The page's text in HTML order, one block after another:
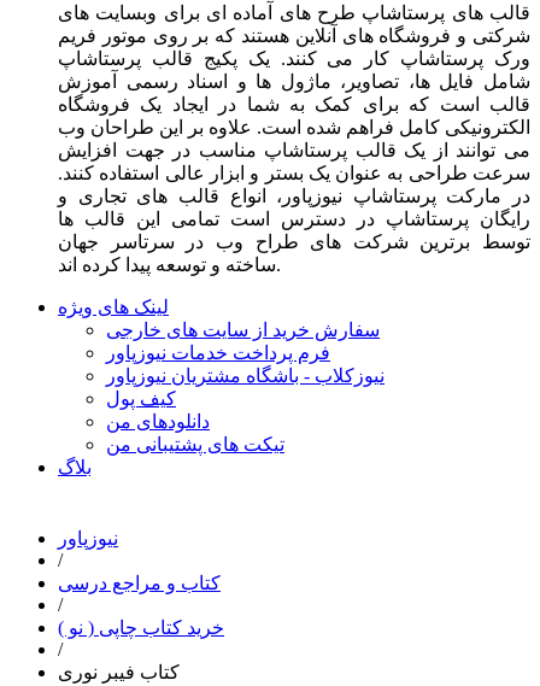
قالب های پرستاشاپ طرح های آماده ای برای وبسایت های
شرکتی و فروشگاه های آنلاین هستند که بر روی موتور فریم
ورک پرستاشاپ کار می کنند. یک پکیج قالب پرستاشاپ
شامل فایل ها، تصاویر، ماژول ها و اسناد رسمی آموزش
قالب است که برای کمک به شما در ایجاد یک فروشگاه
الکترونیکی کامل فراهم شده است. علاوه بر این طراحان وب
می توانند از یک قالب پرستاشاپ مناسب در جهت افزایش
سرعت طراحی به عنوان یک بستر و ابزار عالی استفاده کنند.
در مارکت پرستاشاپ نیوزپاور، انواع قالب های تجاری و
رایگان پرستاشاپ در دسترس است تمامی این قالب ها
توسط برترین شرکت های طراح وب در سرتاسر جهان
ساخته و توسعه پیدا کرده اند.
لینک های ویژه
سفارش خرید از سایت های خارجی
فرم پرداخت خدمات نیوزپاور
نیوزکلاب - باشگاه مشتریان نیوزپاور
کیف پول
دانلودهای من
تیکت های پشتیبانی من
بلاگ
نیوزپاور
/
کتاب و مراجع درسی
/
خرید کتاب چاپی ( نو )
/
کتاب فیبر نوری